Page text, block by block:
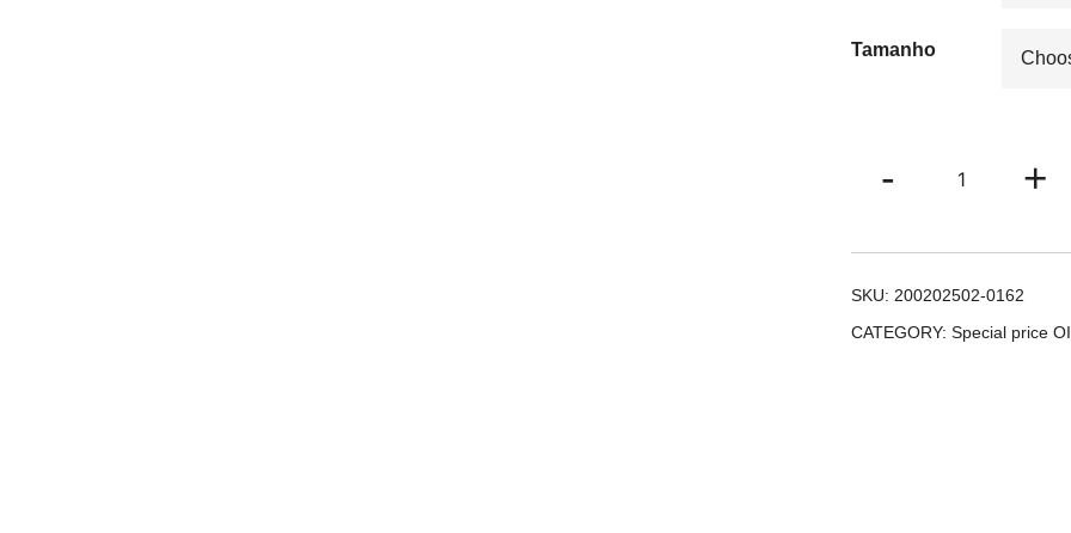
Tamanho
-
Hortelã
+
SKU: 200202502-0162
CATEGORY: Special price OI